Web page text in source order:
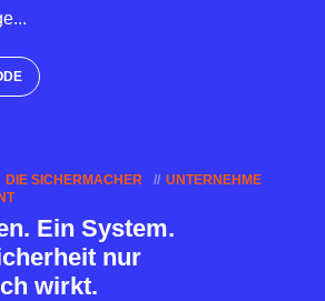
DIE SICHERMACHER
UNTERNEHME
Ein System.
nur
wirkt.